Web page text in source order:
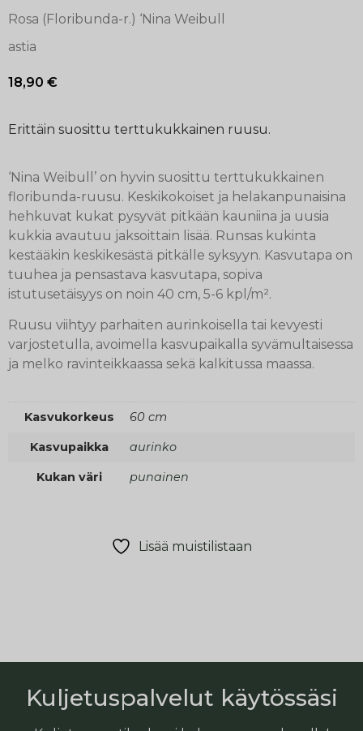
Rosa (Floribunda-r.) ‘Nina Weibull
astia
18,90 €
Erittäin suosittu terttukukkainen ruusu.
‘Nina Weibull’ on hyvin suosittu terttukukkainen
floribunda-ruusu. Keskikokoiset ja helakanpunaisina
hehkuvat kukat pysyvät pitkään kauniina ja uusia
kukkia avautuu jaksoittain lisää. Runsas kukinta
kestääkin keskikesästä pitkälle syksyyn. Kasvutapa on
tuuhea ja pensastava kasvutapa, sopiva
istutusetäisyys on noin 40 cm, 5-6 kpl/m².
Ruusu viihtyy parhaiten aurinkoisella tai kevyesti
varjostetulla, avoimella kasvupaikalla syvämultaisessa
ja melko ravinteikkaassa sekä kalkitussa maassa.
Kasvukorkeus 60 cm
Kasvupaikka aurinko
Kukan väri punainen
Lisää muistilistaan
Kuljetuspalvelut käytössäsi